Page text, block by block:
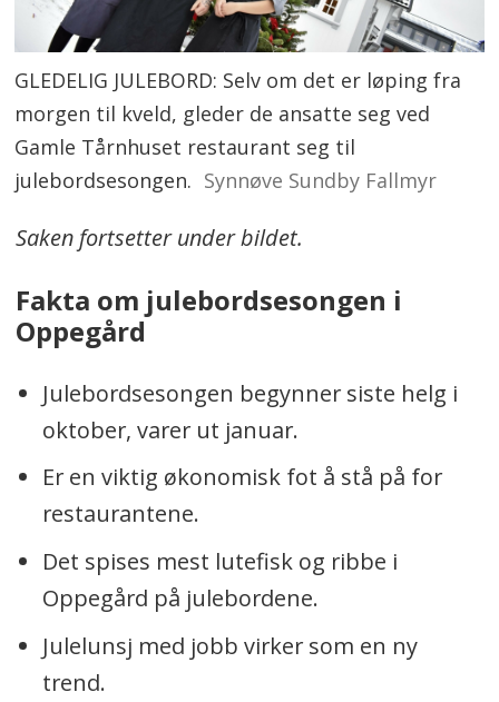
GLEDELIG JULEBORD: Selv om det er løping fra
morgen til kveld, gleder de ansatte seg ved
Gamle Tårnhuset restaurant seg til
julebordsesongen. Synnøve Sundby Fallmyr
Saken fortsetter under bildet.
Fakta om julebordsesongen i
Oppegård
Julebordsesongen begynner siste helg i
oktober, varer ut januar.
Er en viktig økonomisk fot å stå på for
restaurantene.
Det spises mest lutefisk og ribbe i
Oppegård på julebordene.
Julelunsj med jobb virker som en ny
trend.